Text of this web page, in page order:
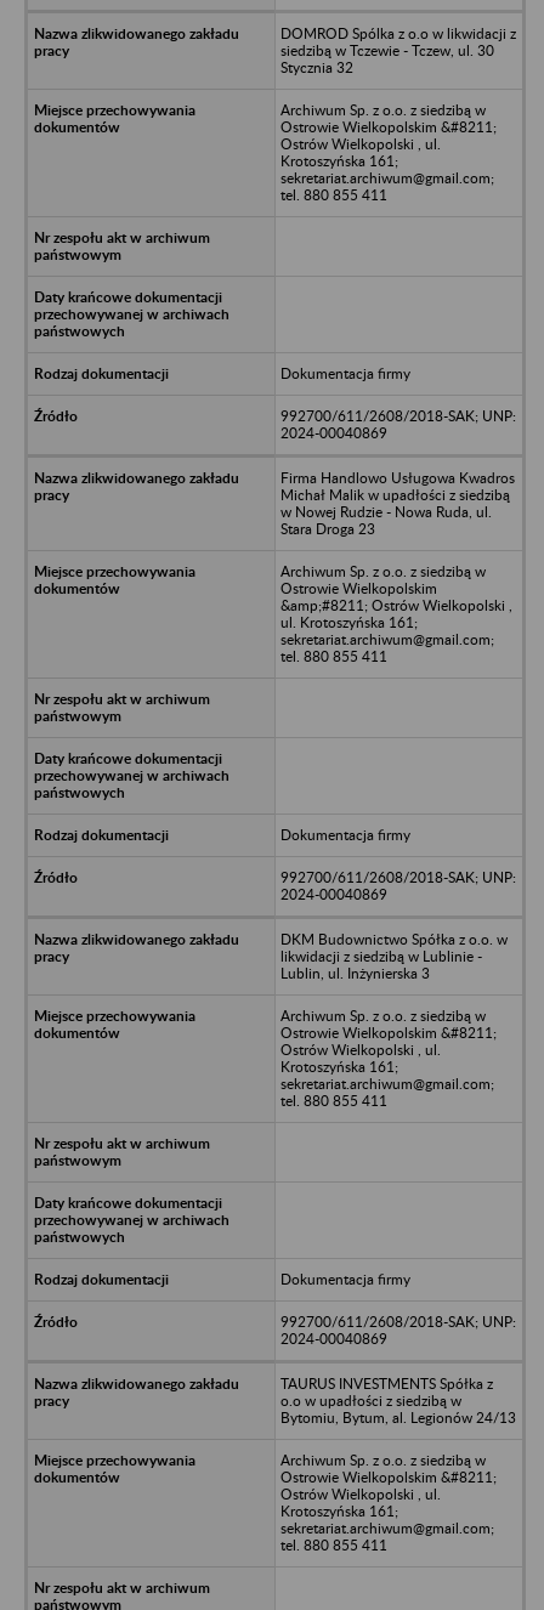
DOMROD Spólka z o.o w likwidacji z
siedzibą w Tczewie - Tczew, ul. 30
Stycznia 32
Archiwum Sp. z o.o. z siedzibą w
Ostrowie Wielkopolskim &#8211;
Ostrów Wielkopolski , ul.
Krotoszyńska 161;
sekretariat.archiwum@gmail.com;
tel. 880 855 411
Dokumentacja firmy
992700/611/2608/2018-SAK; UNP:
2024-00040869
Firma Handlowo Usługowa Kwadros
Michał Malik w upadłości z siedzibą
w Nowej Rudzie - Nowa Ruda, ul.
Stara Droga 23
Archiwum Sp. z o.o. z siedzibą w
Ostrowie Wielkopolskim
&amp;#8211; Ostrów Wielkopolski ,
ul. Krotoszyńska 161;
sekretariat.archiwum@gmail.com;
tel. 880 855 411
Dokumentacja firmy
992700/611/2608/2018-SAK; UNP:
2024-00040869
DKM Budownictwo Spółka z o.o. w
likwidacji z siedzibą w Lublinie -
Lublin, ul. Inżynierska 3
Archiwum Sp. z o.o. z siedzibą w
Ostrowie Wielkopolskim &#8211;
Ostrów Wielkopolski , ul.
Krotoszyńska 161;
sekretariat.archiwum@gmail.com;
tel. 880 855 411
Dokumentacja firmy
992700/611/2608/2018-SAK; UNP:
2024-00040869
TAURUS INVESTMENTS Spółka z
o.o w upadłości z siedzibą w
Bytomiu, Bytum, al. Legionów 24/13
Archiwum Sp. z o.o. z siedzibą w
Ostrowie Wielkopolskim &#8211;
Ostrów Wielkopolski , ul.
Krotoszyńska 161;
sekretariat.archiwum@gmail.com;
tel. 880 855 411